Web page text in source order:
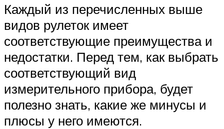
Каждый из перечисленных выше
видов рулеток имеет
соответствующие преимущества и
недостатки. Перед тем, как выбрать
соответствующий вид
измерительного прибора, будет
полезно знать, какие же минусы и
плюсы у него имеются.